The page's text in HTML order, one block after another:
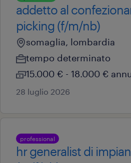
addetto al
picking (f/m/nb)
somaglia, lombardia
tempo determinato
15.000 € - 18.000 €
28 luglio 2026
professional
hr generalist di